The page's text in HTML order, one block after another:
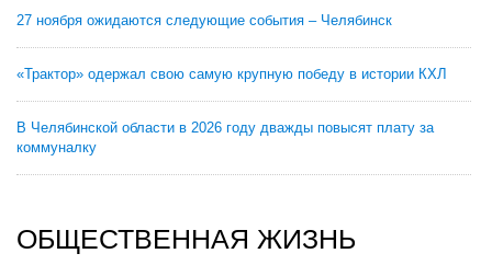
27 ноября ожидаются следующие события – Челябинск
«Трактор» одержал свою самую крупную победу в истории КХЛ
В Челябинской области в 2026 году дважды повысят плату за
коммуналку
ОБЩЕСТВЕННАЯ ЖИЗНЬ